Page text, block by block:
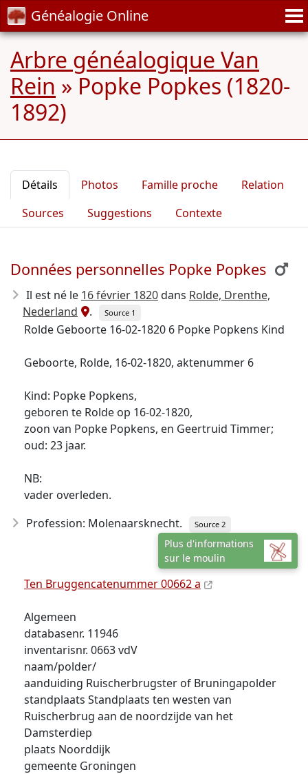
Généalogie Online
Arbre généalogique Van
Rein » Popke Popkes (1820-
1892)
Détails Photos Famille proche
Relation
Sources
Suggestions Contexte
Données personnelles Popke Popkes
Il est né le 16 février 1820dans Rolde, Drenthe,
Nederland
. Source 1
Rolde Geboorte 16-02-1820 6 Popke Popkens Kind
Geboorte, Rolde, 16-02-1820, aktenummer 6
Kind: Popke Popkens,
geboren te Rolde op 16-02-1820,
zoon van Popke Popkens, en Geertruid Timmer;
oud: 23 jaar.
NB:
vader overleden.
Profession: Molenaarsknecht.
Source 2
Plus d'informations
sur le moulin
Ten Bruggencatenummer 00662 a
Algemeen
databasenr. 11946
inventarisnr. 0663 vdV
naam/polder/
aanduiding Ruischerbrugster of Bruningapolder
standplaats Standplaats ten westen van
Ruischerbrug aan de noordzijde van het
Damsterdiep
plaats Noorddijk
gemeente Groningen